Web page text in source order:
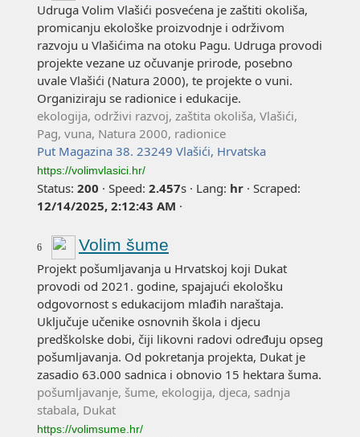
Udruga Volim Vlašići posvećena je zaštiti okoliša,
promicanju ekološke proizvodnje i održivom
razvoju u Vlašićima na otoku Pagu. Udruga provodi
projekte vezane uz očuvanje prirode, posebno
uvale Vlašići (Natura 2000), te projekte o vuni.
Organiziraju se radionice i edukacije.
ekologija, održivi razvoj, zaštita okoliša, Vlašići,
Pag, vuna, Natura 2000, radionice
Put Magazina 38. 23249 Vlašići, Hrvatska
https://volimvlasici.hr/
Status: 200 · Speed: 2.457s · Lang: hr · Scraped:
12/14/2025, 2:12:43 AM ·
6 Volim šume
Projekt pošumljavanja u Hrvatskoj koji Dukat
provodi od 2021. godine, spajajući ekološku
odgovornost s edukacijom mlađih naraštaja.
Uključuje učenike osnovnih škola i djecu
predškolske dobi, čiji likovni radovi određuju opseg
pošumljavanja. Od pokretanja projekta, Dukat je
zasadio 63.000 sadnica i obnovio 15 hektara šuma.
pošumljavanje, šume, ekologija, djeca, sadnja
stabala, Dukat
https://volimsume.hr/